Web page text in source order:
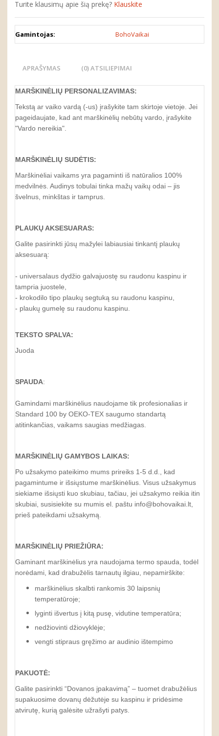
Turite klausimų apie šią prekę? Klauskite
Gamintojas: BohoVaikai
APRAŠYMAS (0) ATSILIEPIMAI
MARŠKINĖLIŲ PERSONALIZAVIMAS:
Tekstą ar vaiko vardą (-us) įrašykite tam skirtoje vietoje. Jei
pageidaujate, kad ant marškinėlių nebūtų vardo, įrašykite
"Vardo nereikia".
MARŠKINĖLIŲ SUDĖTIS:
Marškinėliai vaikams yra pagaminti iš natūralios 100%
medvilnės. Audinys tobulai tinka mažų vaikų odai – jis
švelnus, minkštas ir tamprus.
PLAUKŲ AKSESUARAS:
Galite pasirinkti jūsų mažylei labiausiai tinkantį plaukų
aksesuarą:
- universalaus dydžio galvajuostę su raudonu kaspinu ir
tampria juostele,
- krokodilo tipo plaukų segtuką su raudonu kaspinu,
- plaukų gumelę su raudonu kaspinu.
TEKSTO SPALVA:
Juoda
SPAUDA:
Gamindami marškinėlius naudojame tik profesionalias ir
Standard 100 by OEKO-TEX saugumo standartą
atitinkančias, vaikams saugias medžiagas.
MARŠKINĖLIŲ GAMYBOS LAIKAS:
Po užsakymo pateikimo mums prireiks 1-5 d.d., kad
pagamintume ir išsiųstume marškinėlius. Visus užsakymus
siekiame išsiųsti kuo skubiau, tačiau, jei užsakymo reikia itin
skubiai, susisiekite su mumis el. paštu info@bohovaikai.lt,
prieš pateikdami užsakymą.
MARŠKINĖLIŲ PRIEŽIŪRA:
Gaminant marškinėlius yra naudojama termo spauda, todėl
norėdami, kad drabužėlis tarnautų ilgiau, nepamirškite:
marškinėlius skalbti rankomis 30 laipsnių
temperatūroje;
lyginti išvertus į kitą pusę, vidutine temperatūra;
nedžiovinti džiovyklėje;
vengti stipraus gręžimo ar audinio ištempimo
PAKUOTĖ:
Galite pasirinkti “Dovanos įpakavimą” – tuomet drabužėlius
supakuosime dovanų dėžutėje su kaspinu ir pridėsime
atvirutę, kurią galėsite užrašyti patys.